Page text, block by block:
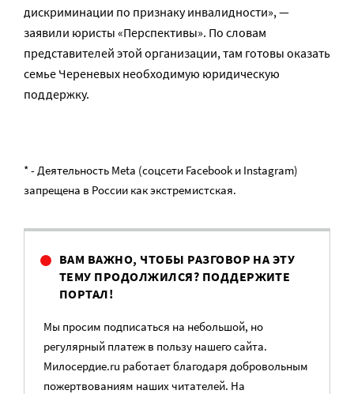
дискриминации по признаку инвалидности», —
заявили юристы «Перспективы». По словам
представителей этой организации, там готовы оказать
семье Череневых необходимую юридическую
поддержку.
* - Деятельность Meta (соцсети Facebook и Instagram)
запрещена в России как экстремистская.
ВАМ ВАЖНО, ЧТОБЫ РАЗГОВОР НА ЭТУ
ТЕМУ ПРОДОЛЖИЛСЯ? ПОДДЕРЖИТЕ
ПОРТАЛ!
Мы просим подписаться на небольшой, но
регулярный платеж в пользу нашего сайта.
Милосердие.ru работает благодаря добровольным
пожертвованиям наших читателей. На